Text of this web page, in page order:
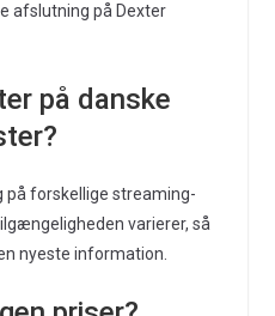
afslutning på Dexter
på danske
forskellige streaming-
varierer, så
nyeste information.